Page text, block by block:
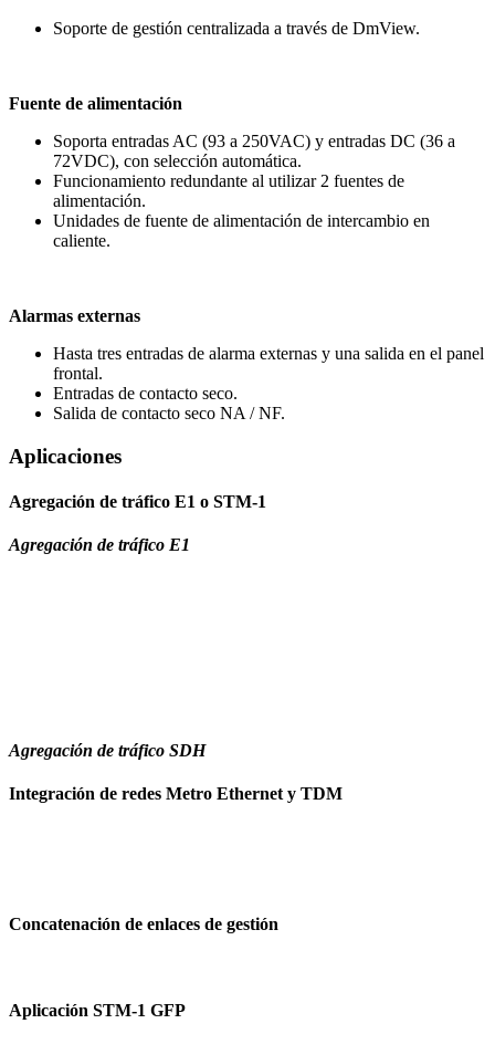
Soporte de gestión centralizada a través de DmView.
Fuente de alimentación
Soporta entradas AC (93 a 250VAC) y entradas DC (36 a
72VDC), con selección automática.
Funcionamiento redundante al utilizar 2 fuentes de
alimentación.
Unidades de fuente de alimentación de intercambio en
caliente.
Alarmas externas
Hasta tres entradas de alarma externas y una salida en el panel
frontal.
Entradas de contacto seco.
Salida de contacto seco NA / NF.
Aplicaciones
Agregación de tráfico E1 o STM-1
Agregación de tráfico E1
Agregación de tráfico SDH
Integración de redes Metro Ethernet y TDM
Concatenación de enlaces de gestión
Aplicación STM-1 GFP